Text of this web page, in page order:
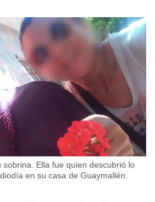
Ella fue quien descubrió lo
en su casa de Guaymallén.